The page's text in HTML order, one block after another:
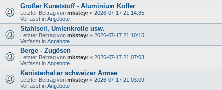
Großer Kunststoff - Aluminium Koffer
Letzter Beitrag von mksteyr « 2026-07-17 21:14:35
Verfasst in Angebote
Stahlseil, Umlenkrolle usw.
Letzter Beitrag von mksteyr « 2026-07-17 21:10:15
Verfasst in Angebote
Berge - Zugösen
Letzter Beitrag von mksteyr « 2026-07-17 21:07:03
Verfasst in Angebote
Kanisterhalter schweizer Armee
Letzter Beitrag von mksteyr « 2026-07-17 21:03:09
Verfasst in Angebote